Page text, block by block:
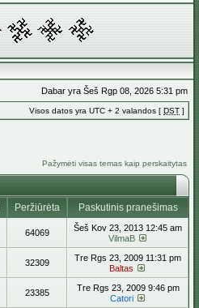
Dabar yra Šeš Rgp 08, 2026 5:31 pm
Visos datos yra UTC + 2 valandos [ DST ]
Pažymėti visas temas kaip perskaitytas
Peržiūrėta Paskutinis pranešimas
64069
Šeš Kov 23, 2013 12:45 am
VilmaB
32309
Tre Rgs 23, 2009 11:31 pm
Baltas
23385
Tre Rgs 23, 2009 9:46 pm
Catori